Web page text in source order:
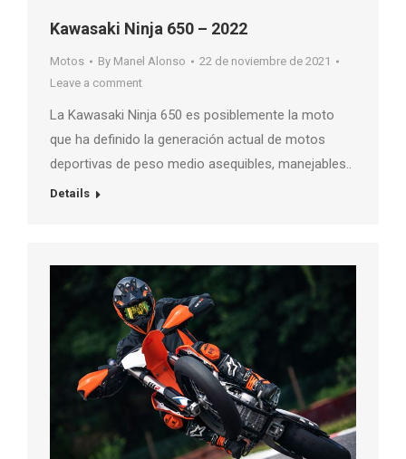
Kawasaki Ninja 650 – 2022
Motos By Manel Alonso
22 de noviembre de 2021
Leave a comment
La Kawasaki Ninja 650 es posiblemente la moto
que ha definido la generación actual de motos
deportivas de peso medio asequibles, manejables..
Details